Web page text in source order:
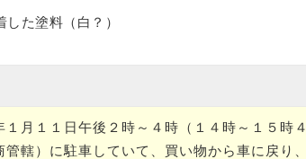
した塗料（白？）
１月１１日午後２時～４時（１４時～１５時
管轄）に駐車していて、買い物から車に戻り